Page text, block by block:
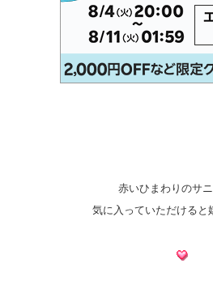
赤いひまわりのサ
気に入っていただけると